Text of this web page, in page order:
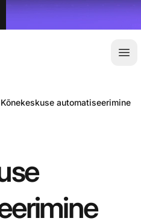
Kõnekeskuse automatiseerimine